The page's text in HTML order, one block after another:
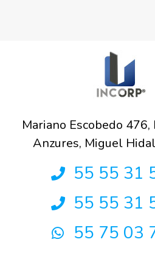
Mariano Escobedo 476,
Anzures, Miguel
55 55 31
55 55 31
55 75 03